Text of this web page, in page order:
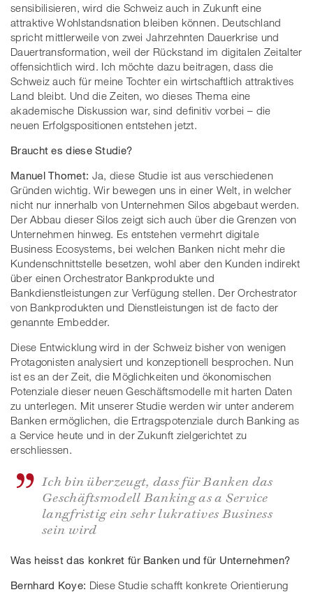
sensibilisieren, wird die Schweiz auch in Zukunft eine
attraktive Wohlstandsnation bleiben können. Deutschland
spricht mittlerweile von zwei Jahrzehnten Dauerkrise und
Dauertransformation, weil der Rückstand im digitalen Zeitalter
offensichtlich wird. Ich möchte dazu beitragen, dass die
Schweiz auch für meine Tochter ein wirtschaftlich attraktives
Land bleibt. Und die Zeiten, wo dieses Thema eine
akademische Diskussion war, sind definitiv vorbei – die
neuen Erfolgspositionen entstehen jetzt.
Braucht es diese Studie?
Manuel Thomet: Ja, diese Studie ist aus verschiedenen
Gründen wichtig. Wir bewegen uns in einer Welt, in welcher
nicht nur innerhalb von Unternehmen Silos abgebaut werden.
Der Abbau dieser Silos zeigt sich auch über die Grenzen von
Unternehmen hinweg. Es entstehen vermehrt digitale
Business Ecosystems, bei welchen Banken nicht mehr die
Kundenschnittstelle besetzen, wohl aber den Kunden indirekt
über einen Orchestrator Bankprodukte und
Bankdienstleistungen zur Verfügung stellen. Der Orchestrator
von Bankprodukten und Dienstleistungen ist de facto der
genannte Embedder.
Diese Entwicklung wird in der Schweiz bisher von wenigen
Protagonisten analysiert und konzeptionell besprochen. Nun
ist es an der Zeit, die Möglichkeiten und ökonomischen
Potenziale dieser neuen Geschäftsmodelle mit harten Daten
zu unterlegen. Mit unserer Studie werden wir unter anderem
Banken ermöglichen, die Ertragspotenziale durch Banking as
a Service heute und in der Zukunft zielgerichtet zu
erschliessen.
Ich bin überzeugt, dass für Banken das
Geschäftsmodell Banking as a Service
langfristig ein sehr lukratives Business
sein wird
Was heisst das konkret für Banken und für Unternehmen?
Bernhard Koye: Diese Studie schafft konkrete Orientierung